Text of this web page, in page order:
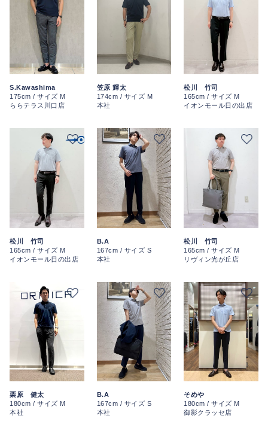
S.Kawashima
175cm / サイズ M
ららテラス川口店
笠原 輝太
174cm / サイズ M
本社
松川 竹司
165cm / サイズ M
イオンモール日の出店
松川 竹司
165cm / サイズ M
イオンモール日の出店
B.A
167cm / サイズ S
本社
松川 竹司
165cm / サイズ M
リヴィン光が丘店
栗原 健太
180cm / サイズ M
本社
B.A
167cm / サイズ S
本社
そめや
180cm / サイズ M
御影クラッセ店